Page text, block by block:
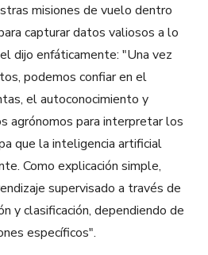
misiones de vuelo dentro
capturar datos valiosos a lo
dijo enfáticamente: "Una vez
podemos confiar en el
el autoconocimiento y
agrónomos para interpretar los
que la inteligencia artificial
Como explicación simple,
supervisado a través de
y clasificación, dependiendo de
específicos".